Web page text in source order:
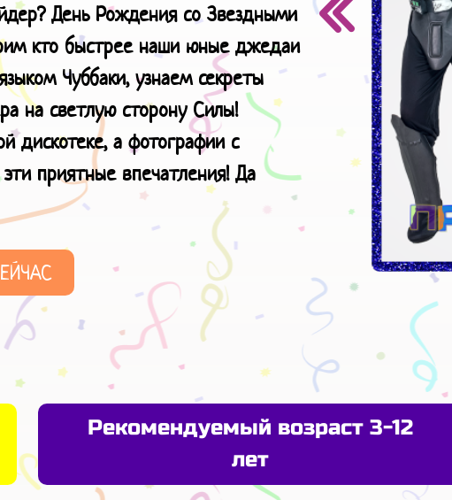
День Рождения со Звездными
кто быстрее наши юные джедаи
Чуббаки, узнаем секреты
на светлую сторону Силы!
дискотеке, а фотографии с
приятные впечатления! Да
Рекомендуемый возраст 3-12
лет